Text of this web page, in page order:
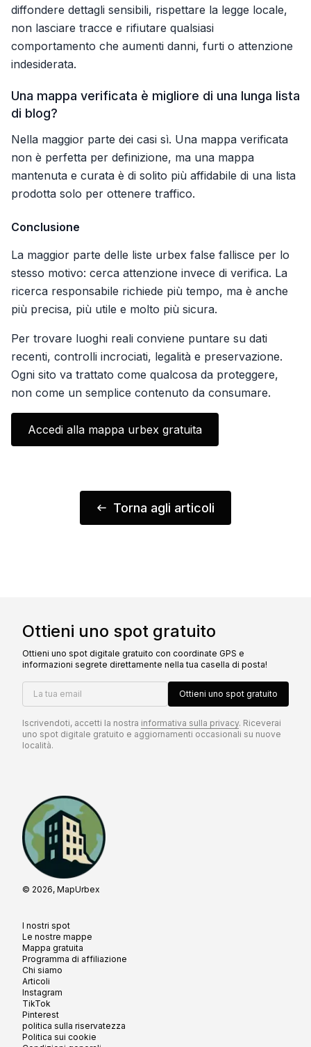
diffondere dettagli sensibili, rispettare la legge locale,
non lasciare tracce e rifiutare qualsiasi
comportamento che aumenti danni, furti o attenzione
indesiderata.
Una mappa verificata è migliore di una lunga lista
di blog?
Nella maggior parte dei casi sì. Una mappa verificata
non è perfetta per definizione, ma una mappa
mantenuta e curata è di solito più affidabile di una lista
prodotta solo per ottenere traffico.
Conclusione
La maggior parte delle liste urbex false fallisce per lo
stesso motivo: cerca attenzione invece di verifica. La
ricerca responsabile richiede più tempo, ma è anche
più precisa, più utile e molto più sicura.
Per trovare luoghi reali conviene puntare su dati
recenti, controlli incrociati, legalità e preservazione.
Ogni sito va trattato come qualcosa da proteggere,
non come un semplice contenuto da consumare.
Accedi alla mappa urbex gratuita
Torna agli articoli
© 2026, MapUrbex
I nostri spot
Le nostre mappe
Mappa gratuita
Programma di affiliazione
Chi siamo
Articoli
Instagram
TikTok
Pinterest
politica sulla riservatezza
Politica sui cookie
Ottieni uno spot gratuito
Ottieni uno spot digitale gratuito con coordinate GPS e
informazioni segrete direttamente nella tua casella di posta!
La tua email Ottieni uno spot gratuito
Iscrivendoti, accetti la nostra informativa sulla privacy. Riceverai
uno spot digitale gratuito e aggiornamenti occasionali su nuove
località.